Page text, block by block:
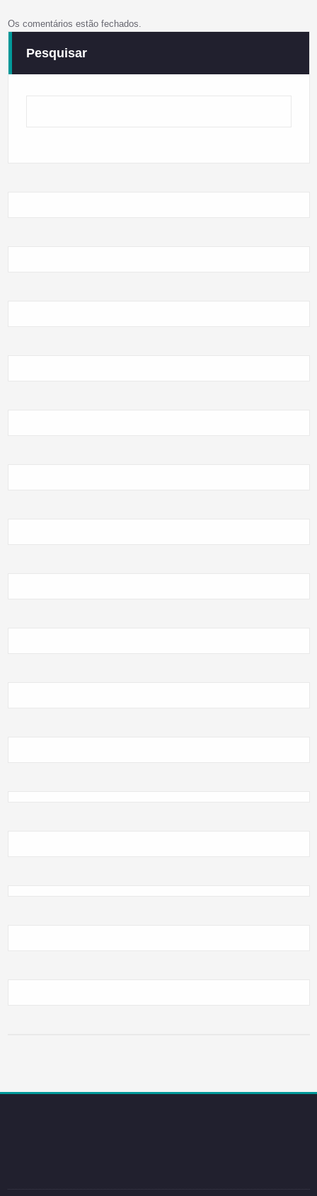
Os comentários estão fechados.
Pesquisar